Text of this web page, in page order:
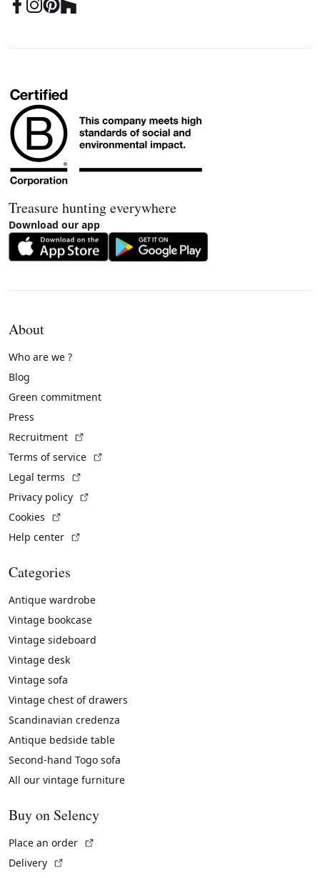
Treasure hunting everywhere
Download our app
About
Who are we ?
Blog
Green commitment
Press
Recruitment
Terms of service
Legal terms
Privacy policy
Cookies
Help center
Categories
Antique wardrobe
Vintage bookcase
Vintage sideboard
Vintage desk
Vintage sofa
Vintage chest of drawers
Scandinavian credenza
Antique bedside table
Second-hand Togo sofa
All our vintage furniture
Buy on Selency
Place an order
Delivery